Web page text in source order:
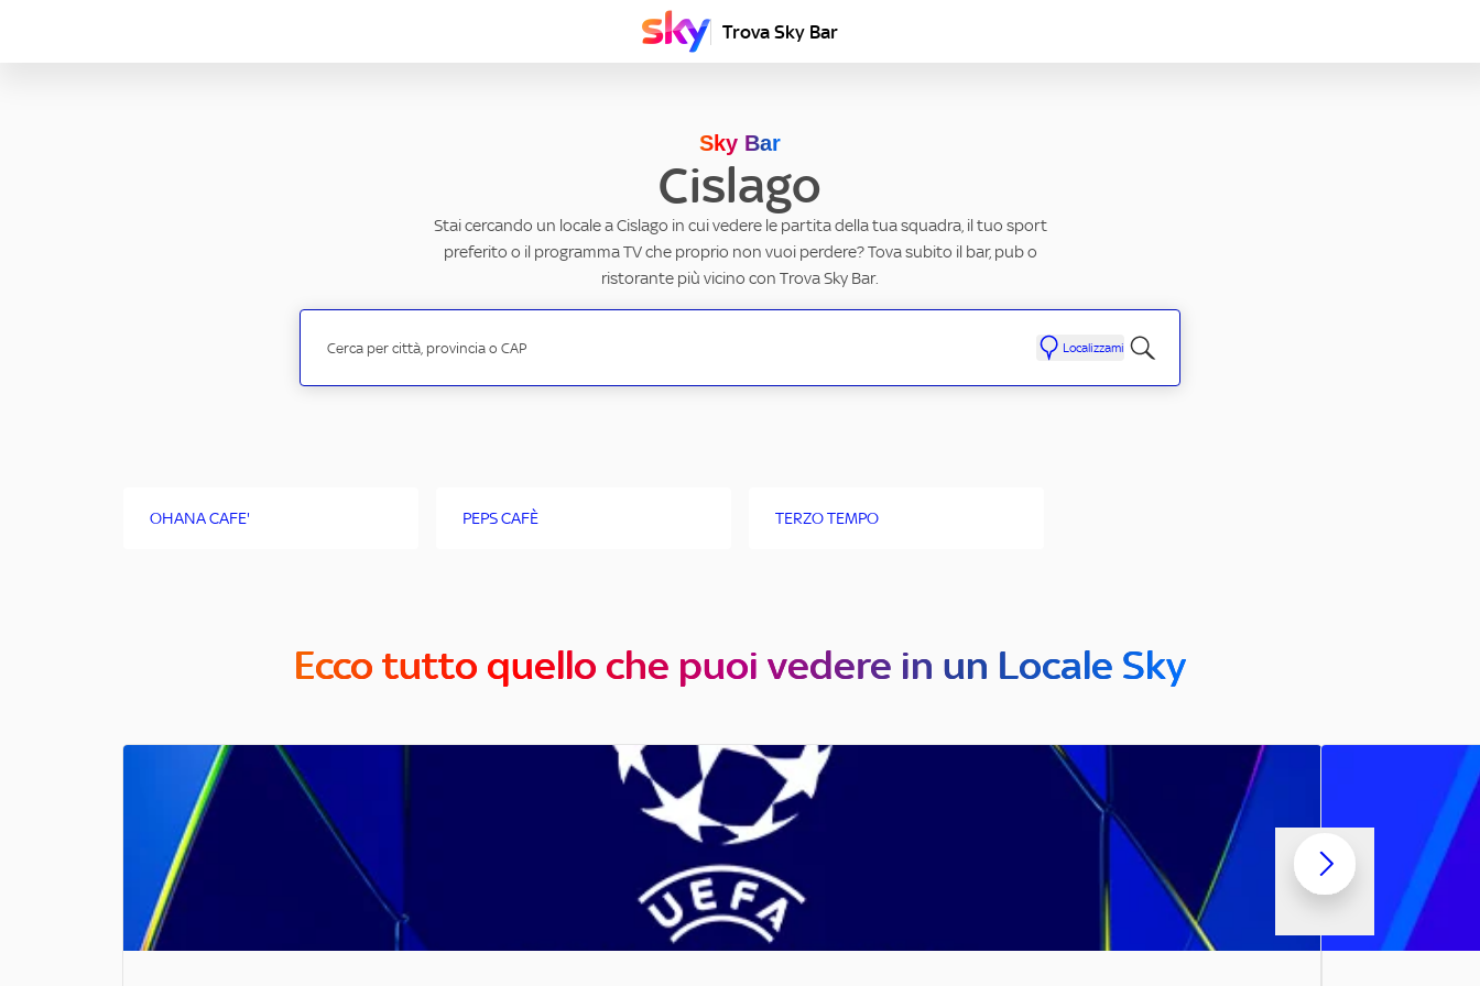
Trova Sky Bar
Sky Bar
Cislago
Stai cercando un locale a Cislago in cui vedere le partita della tua squadra, il tuo sport
preferito o il programma TV che proprio non vuoi perdere? Tova subito il bar, pub o
ristorante più vicino con Trova Sky Bar.
Localizzami
OHANA CAFE' PEPS CAFÈ TERZO TEMPO
Ecco tutto quello che puoi vedere in un Locale Sky